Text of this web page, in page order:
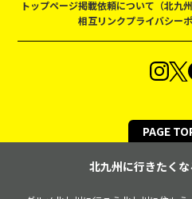
トップページ掲載依頼について（北九州
相互リンクプライバシー
PAGE
北九州に行きたく